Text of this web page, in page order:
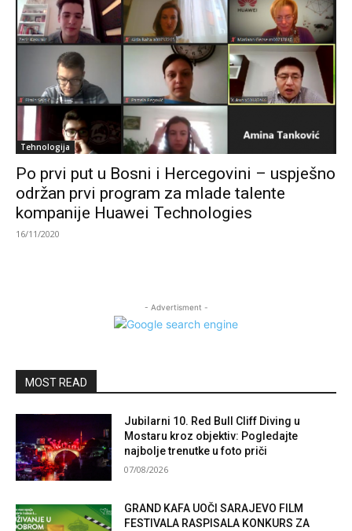
Tehnologija
Po prvi put u Bosni i Hercegovini – uspješno
održan prvi program za mlade talente
kompanije Huawei Technologies
16/11/2020
- Advertisment -
MOST READ
Jubilarni 10. Red Bull Cliff Diving u
Mostaru kroz objektiv: Pogledajte
najbolje trenutke u foto priči
07/08/2026
GRAND KAFA UOČI SARAJEVO FILM
FESTIVALA RASPISALA KONKURS ZA